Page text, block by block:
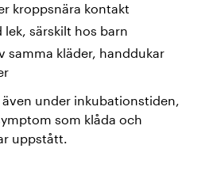
kroppsnära kontakt
lek, särskilt hos barn
samma kläder, handdukar
under inkubationstiden,
som klåda och
uppstått.